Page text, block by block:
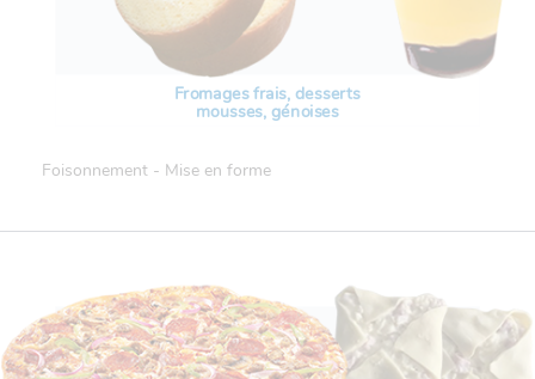
Fromages frais, desserts
mousses, génoises
Foisonnement - Mise en forme